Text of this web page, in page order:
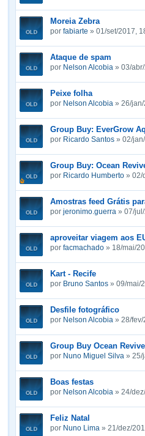
Moreia Zebra
por fabiarte » 01/set/2017,
Ataque de spam
por Nelson Alcobia » 03/
Peixe folha
por Nelson Alcobia » 26/
Group Buy: EverGrow
por Ricardo Santos » 02/
Group Buy: Ocean
por Ricardo Humberto » 02/
Amostras feed Grátis
por jeronimo.guerra » 07/
aproveitar viagem aos
por facmachado » 18/mai/
Kart - Recife
por Bruno Santos » 09/mai/
Desfile fotográfico
por Nelson Alcobia » 28/
Group Buy Ocean
por Nuno Miguel Silva » 25/
Boas festas
por Nelson Alcobia » 24/
Feliz Natal
por Nuno Lima » 21/dez/